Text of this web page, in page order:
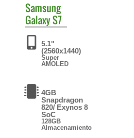
Samsung
Galaxy S7
5.1"
(2560x1440)
Super
AMOLED
4GB
Snapdragon
820/ Exynos 8
SoC
128GB
Almacenamiento